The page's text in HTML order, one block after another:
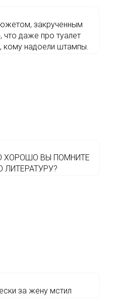
закрученным
что даже про туалет
кому надоели штампы.
ХОРОШО ВЫ ПОМНИТЕ
ЛИТЕРАТУРУ?
за жену мстил